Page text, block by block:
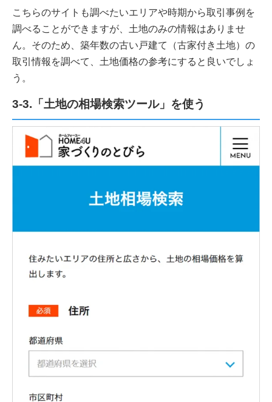
こちらのサイトも調べたいエリアや時期から取引事例を
調べることができますが、土地のみの情報はありませ
ん。そのため、築年数の古い戸建て（古家付き土地）の
取引情報を調べて、土地価格の参考にすると良いでしょ
う。
3-3.「土地の相場検索ツール」を使う